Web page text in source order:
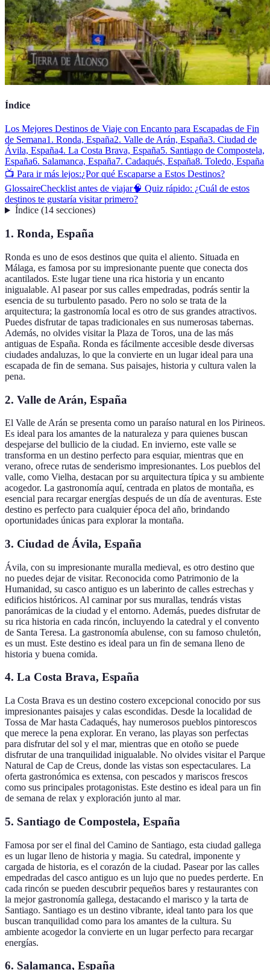
Índice
Los Mejores Destinos de Viaje con Encanto para Escapadas de Fin
de Semana1. Ronda, España2. Valle de Arán, España3. Ciudad de
Ávila, España4. La Costa Brava, España5. Santiago de Compostela,
España6. Salamanca, España7. Cadaqués, España8. Toledo, España
📺 Para ir más lejos:¿Por qué Escaparse a Estos Destinos?
GlossaireChecklist antes de viajar🧠 Quiz rápido: ¿Cuál de estos
destinos te gustaría visitar primero?
Índice(14 secciones)
1. Ronda, España
Ronda es uno de esos destinos que quita el aliento. Situada en
Málaga, es famosa por su impresionante puente que conecta dos
acantilados. Este lugar tiene una rica historia y un encanto
inigualable. Al pasear por sus calles empedradas, podrás sentir la
esencia de su turbulento pasado. Pero no solo se trata de la
arquitectura; la gastronomía local es otro de sus grandes atractivos.
Puedes disfrutar de tapas tradicionales en sus numerosas tabernas.
Además, no olvides visitar la Plaza de Toros, una de las más
antiguas de España. Ronda es fácilmente accesible desde diversas
ciudades andaluzas, lo que la convierte en un lugar ideal para una
escapada de fin de semana. Sus paisajes, historia y cultura valen la
pena.
2. Valle de Arán, España
El Valle de Arán se presenta como un paraíso natural en los Pirineos.
Es ideal para los amantes de la naturaleza y para quienes buscan
despejarse del bullicio de la ciudad. En invierno, este valle se
transforma en un destino perfecto para esquiar, mientras que en
verano, ofrece rutas de senderismo impresionantes. Los pueblos del
valle, como Vielha, destacan por su arquitectura típica y su ambiente
acogedor. La gastronomía aquí, centrada en platos de montaña, es
esencial para recargar energías después de un día de aventuras. Este
destino es perfecto para cualquier época del año, brindando
oportunidades únicas para explorar la montaña.
3. Ciudad de Ávila, España
Ávila, con su impresionante muralla medieval, es otro destino que
no puedes dejar de visitar. Reconocida como Patrimonio de la
Humanidad, su casco antiguo es un laberinto de calles estrechas y
edificios históricos. Al caminar por sus murallas, tendrás vistas
panorámicas de la ciudad y el entorno. Además, puedes disfrutar de
su rica historia en cada rincón, incluyendo la catedral y el convento
de Santa Teresa. La gastronomía abulense, con su famoso chuletón,
es un must. Este destino es ideal para un fin de semana lleno de
historia y buena comida.
4. La Costa Brava, España
La Costa Brava es un destino costero excepcional conocido por sus
impresionantes paisajes y calas escondidas. Desde la localidad de
Tossa de Mar hasta Cadaqués, hay numerosos pueblos pintorescos
que merece la pena explorar. En verano, las playas son perfectas
para disfrutar del sol y el mar, mientras que en otoño se puede
disfrutar de una tranquilidad inigualable. No olvides visitar el Parque
Natural de Cap de Creus, donde las vistas son espectaculares. La
oferta gastronómica es extensa, con pescados y mariscos frescos
como sus principales protagonistas. Este destino es ideal para un fin
de semana de relax y exploración junto al mar.
5. Santiago de Compostela, España
Famosa por ser el final del Camino de Santiago, esta ciudad gallega
es un lugar lleno de historia y magia. Su catedral, imponente y
cargada de historia, es el corazón de la ciudad. Pasear por las calles
empedradas del casco antiguo es un lujo que no puedes perderte. En
cada rincón se pueden descubrir pequeños bares y restaurantes con
la mejor gastronomía gallega, destacando el marisco y la tarta de
Santiago. Santiago es un destino vibrante, ideal tanto para los que
buscan tranquilidad como para los amantes de la cultura. Su
ambiente acogedor la convierte en un lugar perfecto para recargar
energías.
6. Salamanca, España